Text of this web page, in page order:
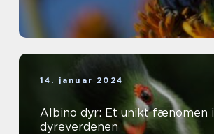
14. januar 2024
Albino dyr: Et unikt fænomen i
dyreverdenen